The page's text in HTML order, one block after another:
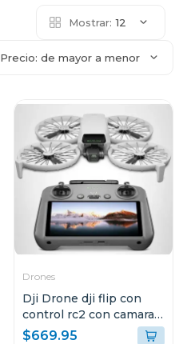
Mostrar: 12
Precio: de mayor a menor
Drones
Dji Drone dji flip con
control rc2 con camara
4k uhd
$669.95